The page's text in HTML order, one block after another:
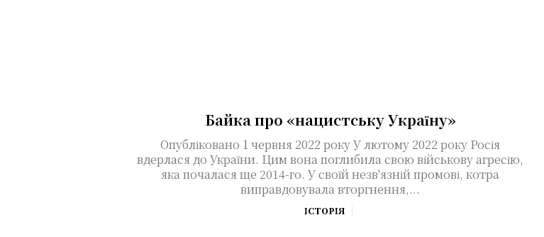
Байка про «нацистську Україну»
Опубліковано 1 червня 2022 року У лютому 2022 року Росія
вдерлася до України. Цим вона поглибила свою військову агресію,
яка почалася ще 2014-го. У своїй незв'язній промові, котра
виправдовувала вторгнення,...
ІСТОРІЯ